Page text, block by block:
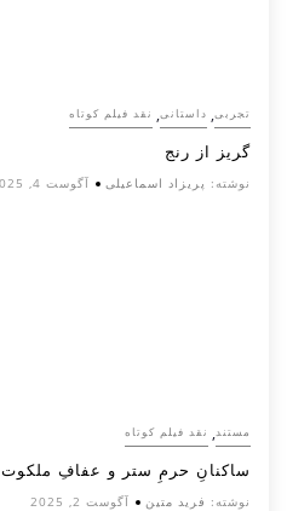
تجربی, داستانی, نقد فیلم کوتاه
گریز از رنج
نوشته: پریزاد اسماعیلی آگوست 4, 2025
مستند, نقد فیلم کوتاه
ساکنانِ حرمِ ستر و عفافِ ملکوت
نوشته: فرید متین آگوست 2, 2025